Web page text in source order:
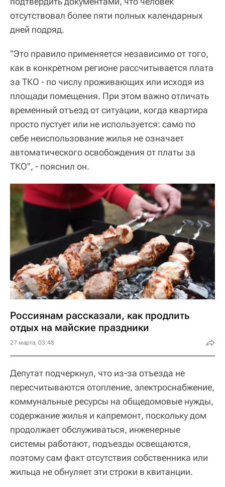
отсутствовал более пяти полных календарных
дней подряд.
"Это правило применяется независимо от того,
как в конкретном регионе рассчитывается плата
за ТКО - по числу проживающих или исходя из
площади помещения. При этом важно отличать
временный отъезд от ситуации, когда квартира
просто пустует или не используется: само по
себе неиспользование жилья не означает
автоматического освобождения от платы за
ТКО", - пояснил он.
Россиянам рассказали, как продлить
отдых на майские праздники
27 марта, 03:48
Депутат подчеркнул, что из-за отъезда не
пересчитываются отопление, электроснабжение,
коммунальные ресурсы на общедомовые нужды,
содержание жилья и капремонт, поскольку дом
продолжает обслуживаться, инженерные
системы работают, подъезды освещаются,
поэтому сам факт отсутствия собственника или
жильца не обнуляет эти строки в квитанции.